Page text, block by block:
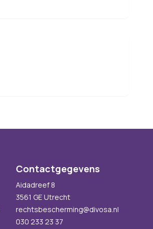
Contactgegevens
Aidadreef 8
3561 GE Utrecht
rechtsbescherming@divosa.nl
030 233 23 37